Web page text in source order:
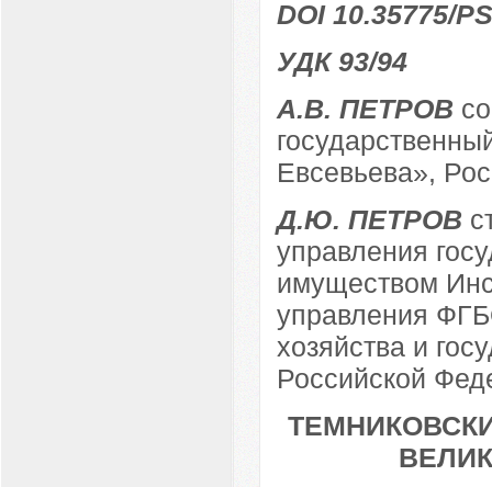
DOI 10.35775/
УДК 93/94
А.В. ПЕТРОВ
Евсевьева»,
Д.Ю. ПЕТРОВ
управления
имуществом
управления
хозяйства и
Российской